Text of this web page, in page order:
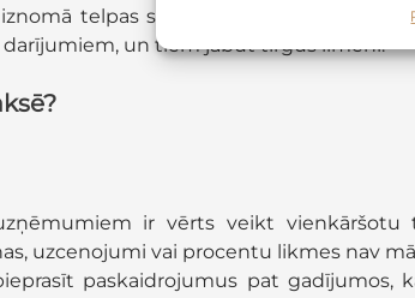
telpas savam uzņēmumam, šie
un tiem jābūt tirgus līmenī.
ir vērts veikt vienkāršotu
uzcenojumi vai procentu likmes nav
paskaidrojumus pat gadījumos,